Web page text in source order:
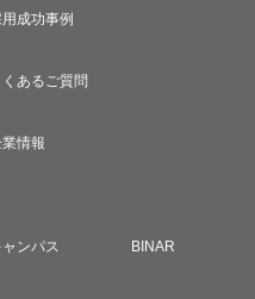
成功事例
くあるご質問
情報
ンパス BINAR